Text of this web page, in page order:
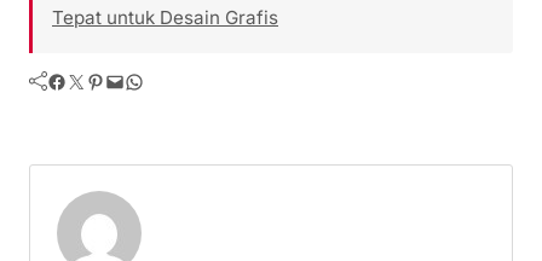
Tepat untuk Desain Grafis
Facebook Twitter Pinterest Mail WhatsApp